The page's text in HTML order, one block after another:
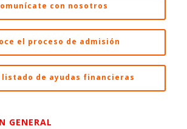
con nosotros
el proceso de admisión
listado de ayudas financieras
GENERAL